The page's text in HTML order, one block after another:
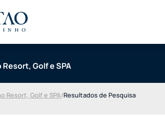
Golf e SPA
Resort, Golf e SPA/Resultados de Pesquisa